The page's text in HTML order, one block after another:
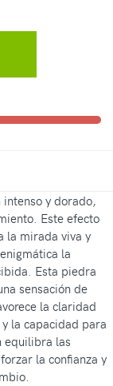
y dorado,
Este efecto
la mirada viva y
la
Esta piedra
sensación de
la claridad
la capacidad para
equilibra las
la confianza y